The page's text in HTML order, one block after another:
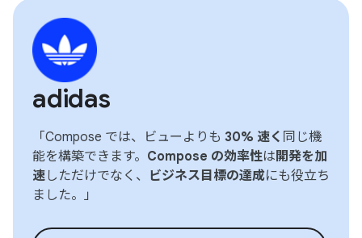
adidas
「Compose では、ビューよりも 30% 速く 同じ機
能を構築できます。 Compose の効率性は 開発を加
速 しただけでなく、 ビジネス目標の達成にも役立ち
ました。」